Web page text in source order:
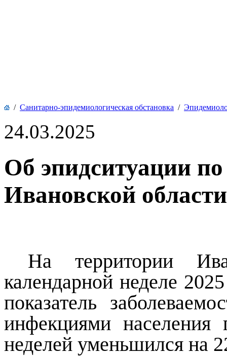
/ Санитарно-эпидемиологическая обстановка /
24.03.2025
Об эпидситуации
Ивановской области
На территории
календарной неделе
показатель
инфекциями
неделей уменьшился на